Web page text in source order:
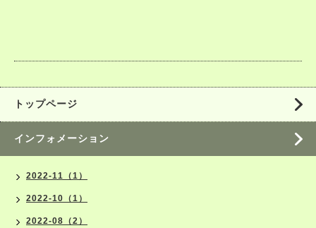
トップページ
インフォメーション
2022-11（1）
2022-10（1）
2022-08（2）